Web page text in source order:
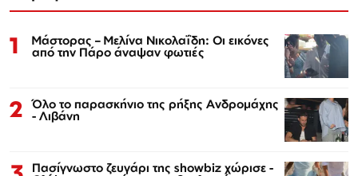
1 Μάστορας – Μελίνα Νικολαΐδη: Οι εικόνες
από την Πάρο άναψαν φωτιές
2 Όλο το παρασκήνιο της ρήξης Ανδρομάχης
- Λιβάνη
Πασίγνωστο ζευγάρι της showbiz χώρισε -